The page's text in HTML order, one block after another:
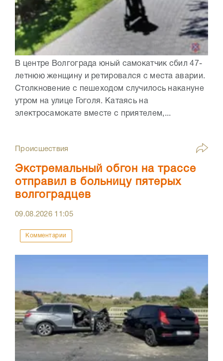
В центре Волгограда юный самокатчик сбил 47-
летнюю женщину и ретировался с места аварии.
Столкновение с пешеходом случилось накануне
утром на улице Гоголя. Катаясь на
электросамокате вместе с приятелем,...
Происшествия
Экстремальный обгон на трассе
отправил в больницу пятерых
волгоградцев
09.08.2026 11:05
Комментарии